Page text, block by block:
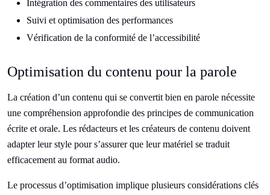
Intégration des commentaires des utilisateurs
Suivi et optimisation des performances
Vérification de la conformité de l’accessibilité
Optimisation du contenu pour la parole
La création d’un contenu qui se convertit bien en parole nécessite
une compréhension approfondie des principes de communication
écrite et orale. Les rédacteurs et les créateurs de contenu doivent
adapter leur style pour s’assurer que leur matériel se traduit
efficacement au format audio.
Le processus d’optimisation implique plusieurs considérations clés